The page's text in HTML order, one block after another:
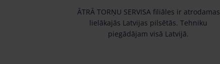
ĀTRĀ TORŅU SERVISA filiāles ir atrodamas
lielākajās Latvijas pilsētās. Tehniku
piegādājam visā Latvijā.